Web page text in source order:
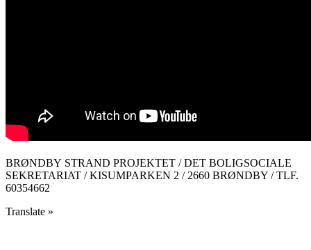
BRØNDBY STRAND PROJEKTET / DET BOLIGSOCIALE
SEKRETARIAT / KISUMPARKEN 2 / 2660 BRØNDBY / TLF.
60354662
Translate »